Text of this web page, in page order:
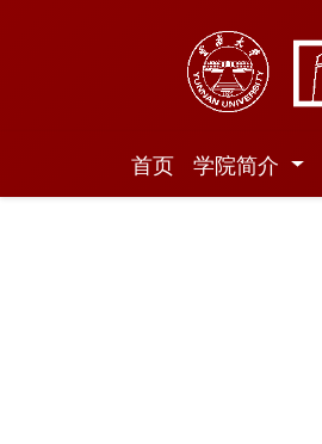
首页 学院简介